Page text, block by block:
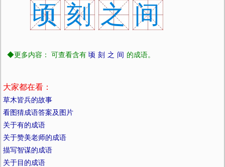
顷 刻 之 间
◆更多内容： 可查看含有 顷 刻 之 间 的成语。
大家都在看：
草木皆兵的故事
看图猜成语答案及图片
关于有的成语
关于赞美老师的成语
描写智谋的成语
关于目的成语